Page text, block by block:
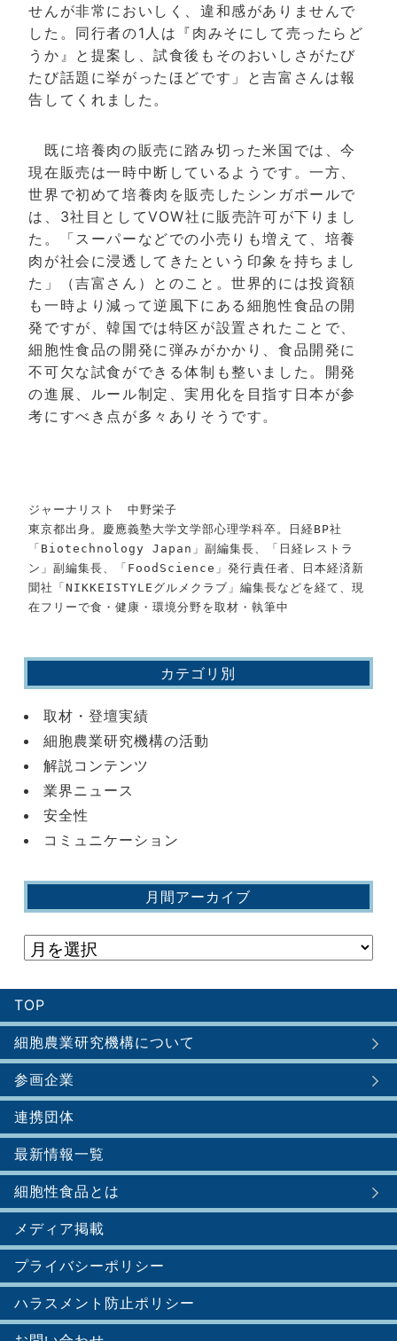
カテゴリ別
取材・登壇実績
細胞農業研究機構の活動
解説コンテンツ
業界ニュース
安全性
コミュニケーション
月間アーカイブ
せんが非常においしく、違和感がありませんで
した。同行者の1人は『肉みそにして売ったらど
うか』と提案し、試食後もそのおいしさがたび
たび話題に挙がったほどです」と吉富さんは報
告してくれました。
既に培養肉の販売に踏み切った米国では、今
現在販売は一時中断しているようです。一方、
世界で初めて培養肉を販売したシンガポールで
は、3社目としてVOW社に販売許可が下りまし
た。「スーパーなどでの小売りも増えて、培養
肉が社会に浸透してきたという印象を持ちまし
た」（吉富さん）とのこと。世界的には投資額
も一時より減って逆風下にある細胞性食品の開
発ですが、韓国では特区が設置されたことで、
細胞性食品の開発に弾みがかかり、食品開発に
不可欠な試食ができる体制も整いました。開発
の進展、ルール制定、実用化を目指す日本が参
考にすべき点が多々ありそうです。
ジャーナリスト　中野栄子
東京都出身。慶應義塾大学文学部心理学科卒。日経BP社
「Biotechnology Japan」副編集長、「日経レストラ
ン」副編集長、「FoodScience」発行責任者、日本経済新
聞社「NIKKEISTYLEグルメクラブ」編集長などを経て、現
在フリーで食・健康・環境分野を取材・執筆中
TOP
細胞農業研究機構について
参画企業
連携団体
最新情報一覧
細胞性食品とは
メディア掲載
プライバシーポリシー
ハラスメント防止ポリシー